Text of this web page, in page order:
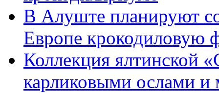
В Алуште планируют
Европе крокодиловую
Коллекция ялтинской
карликовыми ослами и